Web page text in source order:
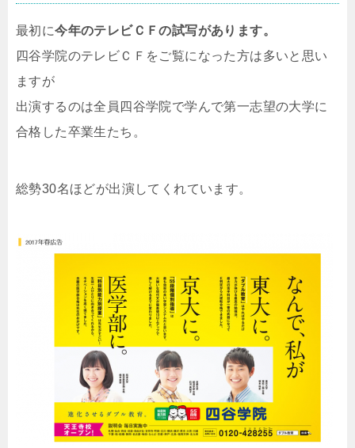
最初に今年のテレビＣＦの試写があります。
四谷学院のテレビＣＦをご覧になった方は多いと思い
ますが
出演するのは全員四谷学院で学んで第一志望の大学に
合格した卒業生たち。
総勢30名ほどが出演してくれています。